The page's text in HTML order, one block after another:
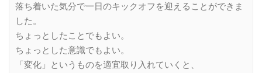
落ち着いた気分で一日のキックオフを迎えることができま
した。
ちょっとしたことでもよい。
ちょっとした意識でもよい。
「変化」というものを適宜取り入れていくと、